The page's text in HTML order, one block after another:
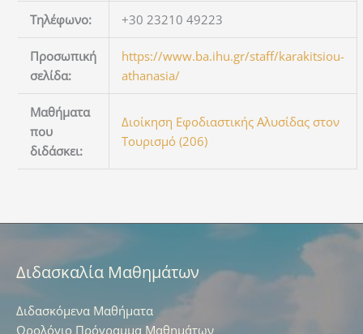
Τηλέφωνο: +30 23210 49223
Προσωπική
σελίδα:
https://www.ba.ihu.gr/staff/karakitsiou-
athanasia/
Μαθήματα
που
διδάσκει:
Διοίκηση Εφοδιαστικής Αλυσίδας στον
Τουρισμό (206)
Διδασκαλία Μαθημάτων
Διδασκόμενα Μαθήματα
Ωρολόγιο Πρόγραμμα Μαθημάτων